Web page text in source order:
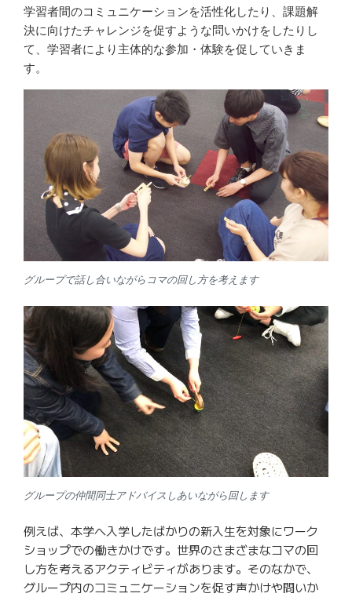
学習者間のコミュニケーションを活性化したり、課題解
決に向けたチャレンジを促すような問いかけをしたりし
て、学習者により主体的な参加・体験を促していきま
す。
グループで話し合いながらコマの回し方を考えます
グループの仲間同士アドバイスしあいながら回します
例えば、本学へ入学したばかりの新入生を対象にワーク
ショップでの働きかけです。世界のさまざまなコマの回
し方を考えるアクティビティがあります。そのなかで、
グループ内のコミュニケーションを促す声かけや問いか